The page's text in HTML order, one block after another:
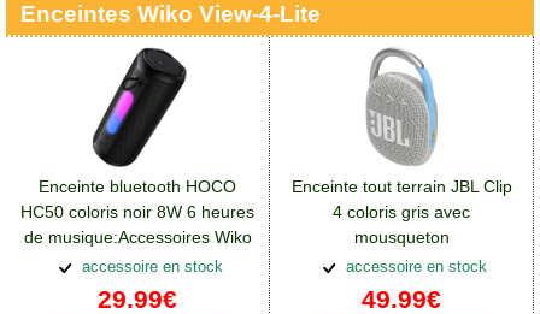
Enceintes Wiko View-4-Lite
Enceinte bluetooth HOCO
HC50 coloris noir 8W 6 heures
de musique:Accessoires Wiko
View 4 Lite
accessoire en stock
29.99€
Enceinte tout terrain JBL Clip
4 coloris gris avec
mousqueton
métallique:Accessoires Wiko
View 4 Lite
accessoire en stock
49.99€